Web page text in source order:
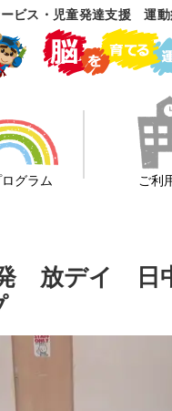
ビス・児童発達支援 運
グラム ご利
発 放デイ